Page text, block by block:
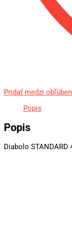
Pridať medzi
Popis
Popis
Diabolo STANDARD